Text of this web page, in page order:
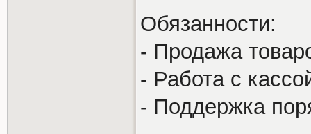
Обязанности:
- Продажа
- Работа с
- Поддержка